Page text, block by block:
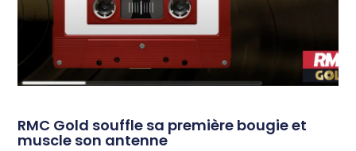
RMC Gold souffle sa première bougie et
muscle son antenne